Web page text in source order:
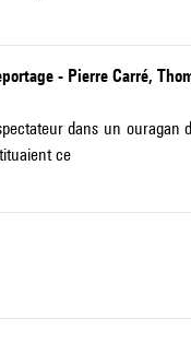
- Pierre Carré,
dans un
ce